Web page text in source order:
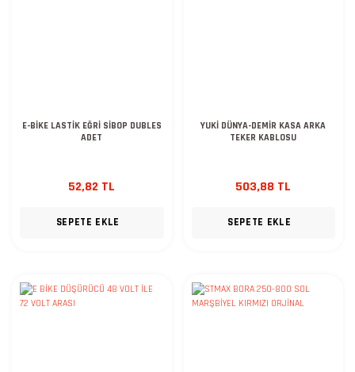
E-BİKE LASTİK EĞRİ SİBOP DUBLES
ADET
52,82 TL
SEPETE EKLE
YUKİ DÜNYA-DEMİR KASA ARKA
TEKER KABLOSU
503,88 TL
SEPETE EKLE